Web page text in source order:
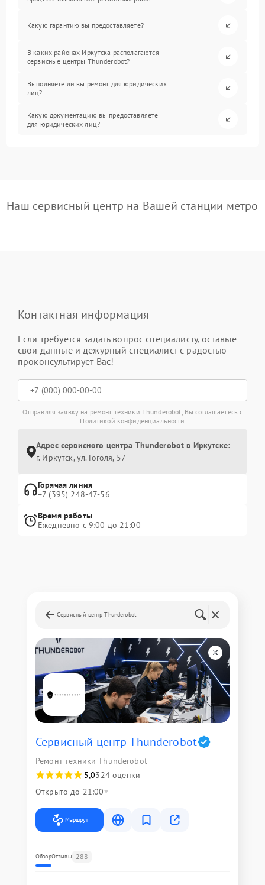
Какую гарантию вы предоставляете?
В каких районах Иркутска располагаются
сервисные центры Thunderobot?
Выполняете ли вы ремонт для юридических
лиц?
Какую документацию вы предоставляете
для юридических лиц?
Наш сервисный центр на Вашей станции метро
Контактная информация
Если требуется задать вопрос специалисту, оставьте
свои данные и дежурный специалист с радостью
проконсультирует Вас!
Отправляя заявку на ремонт техники Thunderobot, Вы соглашаетесь с
Политикой конфиденциальности
Адрес сервисного центра Thunderobot в Иркутске:
г. Иркутск, ул. ​Гоголя, 57
Горячая линия
+7 (395) 248-47-56
Время работы
Ежедневно с 9:00 до 21:00
Сервисный центр Thunderobot
Сервисный центр Thunderobot
Ремонт техники Thunderobot
5,0324 оценки
Открыто до 21:00
Маршрут
ОбзорОтзывы 288